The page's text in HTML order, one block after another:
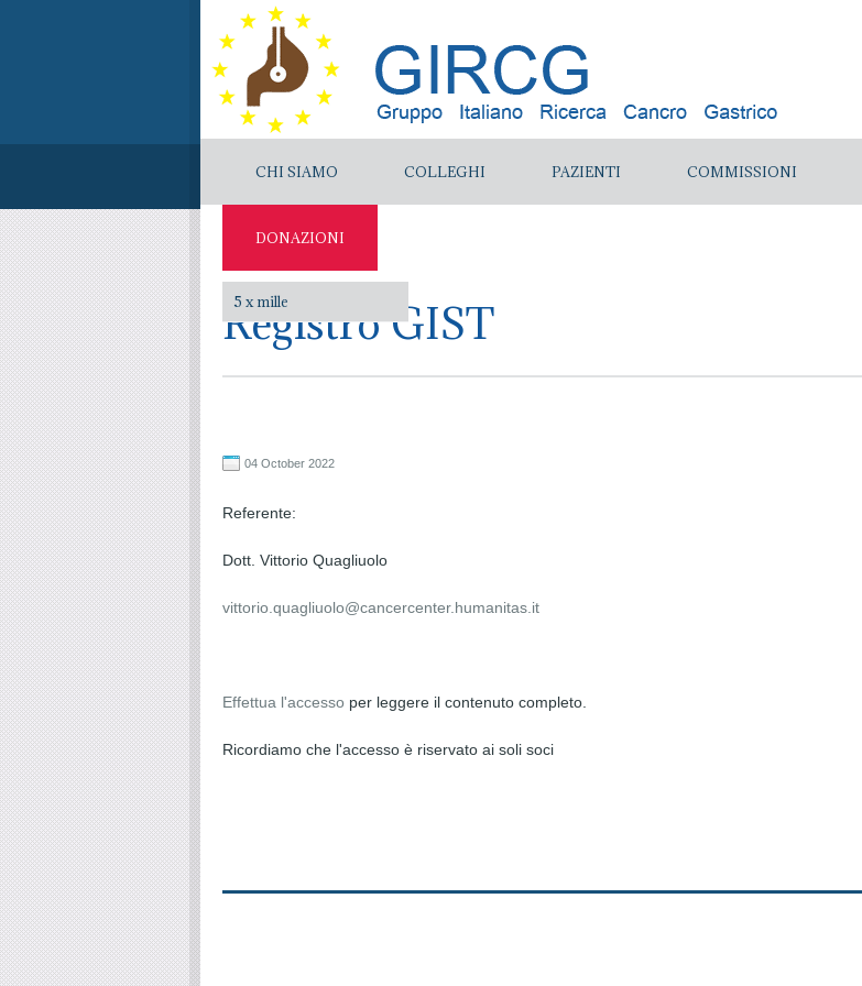
CHI SIAMO COLLEGHI PAZIENTI COMMISSIONI
DONAZIONI
5 x mille
Registro GIST
04 October 2022
Referente:
Dott. Vittorio Quagliuolo
vittorio.quagliuolo@cancercenter.humanitas.it
Effettua l'accesso per leggere il contenuto completo.
Ricordiamo che l'accesso è riservato ai soli soci